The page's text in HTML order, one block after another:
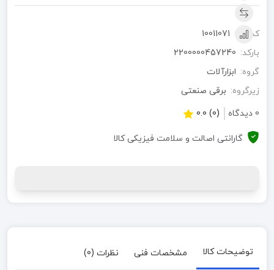
کد کالا: 10011071
بارکد: 2200000457240
گروه: ابزارآلات
زیرگروه: برقی صنعتی
0 دیدگاه
(0) 0.0
گارانتی اصالت و سلامت فیزیکی کالا
توضیحات کالا مشخصات فنی نظرات (0)